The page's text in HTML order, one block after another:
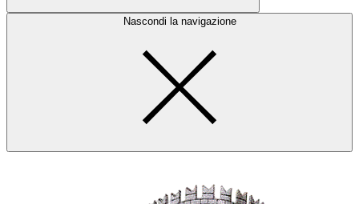
Nascondi la navigazione